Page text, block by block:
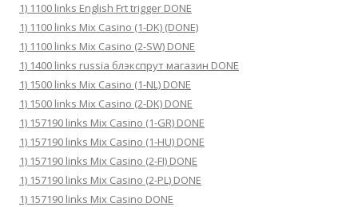
1) 1100 links English Frt trigger DONE
1) 1100 links Mix Casino (1-DK) (DONE)
1) 1100 links Mix Casino (2-SW) DONE
1) 1400 links russia блэкспрут магазин DONE
1) 1500 links Mix Casino (1-NL) DONE
1) 1500 links Mix Casino (2-DK) DONE
1) 157190 links Mix Casino (1-GR) DONE
1) 157190 links Mix Casino (1-HU) DONE
1) 157190 links Mix Casino (2-FI) DONE
1) 157190 links Mix Casino (2-PL) DONE
1) 157190 links Mix Casino DONE